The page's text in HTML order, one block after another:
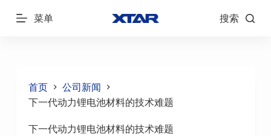
跳
菜单 搜索
首页
公司新闻
下一代动力锂电池材料的技术难题
下一代动力锂电池材料的技术难题